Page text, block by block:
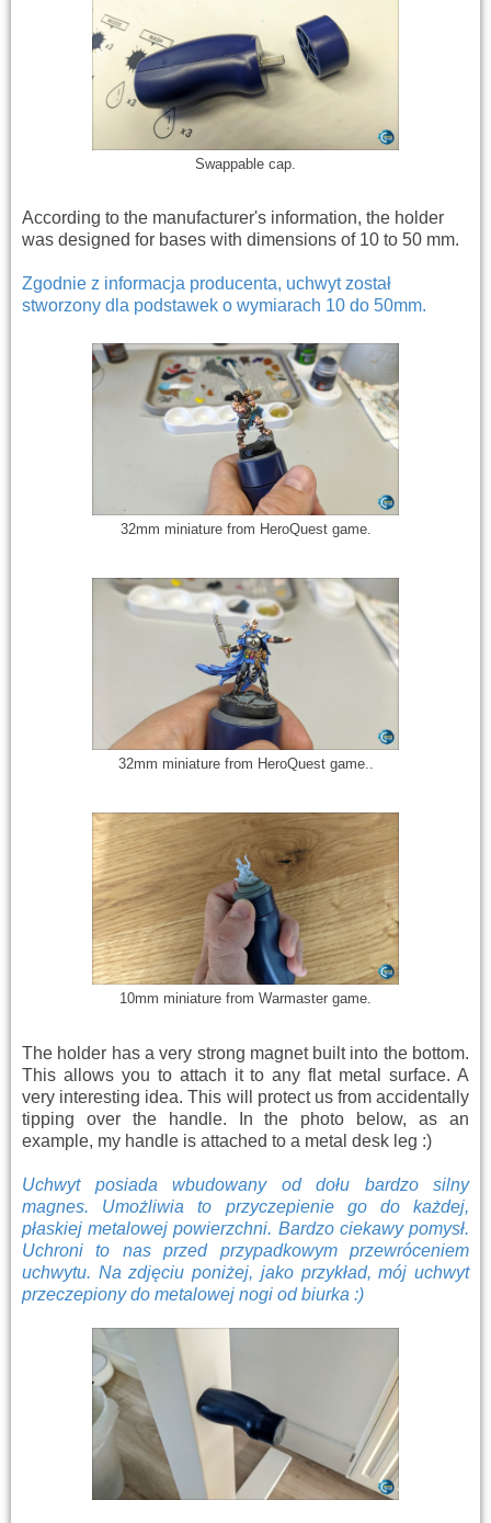
Swappable cap.
According to the manufacturer's information, the holder
was designed for bases with dimensions of 10 to 50 mm.
Zgodnie z informacja producenta, uchwyt został
stworzony dla podstawek o wymiarach 10 do 50mm.
32mm miniature from HeroQuest game.
32mm miniature from HeroQuest game..
10mm miniature from Warmaster game.
The holder has a very strong magnet built into the bottom.
This allows you to attach it to any flat metal surface. A
very interesting idea. This will protect us from accidentally
tipping over the handle. In the photo below, as an
example, my handle is attached to a metal desk leg :)
Uchwyt posiada wbudowany od dołu bardzo silny
magnes. Umożliwia to przyczepienie go do każdej,
płaskiej metalowej powierzchni. Bardzo ciekawy pomysł.
Uchroni to nas przed przypadkowym przewróceniem
uchwytu. Na zdjęciu poniżej, jako przykład, mój uchwyt
przeczepiony do metalowej nogi od biurka :)